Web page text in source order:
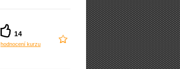
14
hodnocení kurzu